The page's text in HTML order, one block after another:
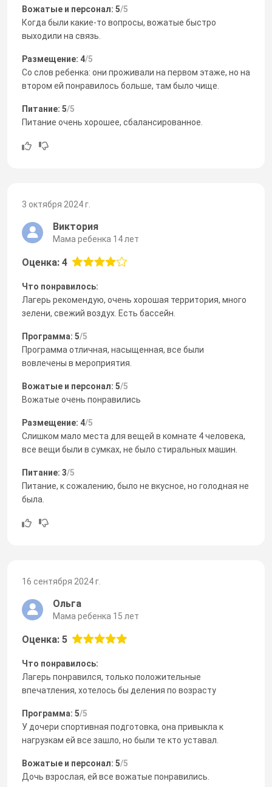
Вожатые и персонал: 5/5
Когда были какие-то вопросы, вожатые быстро
выходили на связь.
Размещение: 4/5
Со слов ребенка: они проживали на первом этаже, но на
втором ей понравилось больше, там было чище.
Питание: 5/5
Питание очень хорошее, сбалансированное.
3 октября 2024 г.
Виктория
Мама ребенка 14 лет
Оценка: 4
Что понравилось:
Лагерь рекомендую, очень хорошая территория, много
зелени, свежий воздух. Есть бассейн.
Программа: 5/5
Программа отличная, насыщенная, все были
вовлечены в мероприятия.
Вожатые и персонал: 5/5
Вожатые очень понравились
Размещение: 4/5
Слишком мало места для вещей в комнате 4 человека,
все вещи были в сумках, не было стиральных машин.
Питание: 3/5
Питание, к сожалению, было не вкусное, но голодная не
была.
16 сентября 2024 г.
Ольга
Мама ребенка 15 лет
Оценка: 5
Что понравилось:
Лагерь понравился, только положительные
впечатления, хотелось бы деления по возрасту
Программа: 5/5
У дочери спортивная подготовка, она привыкла к
нагрузкам ей все зашло, но были те кто уставал.
Вожатые и персонал: 5/5
Дочь взрослая, ей все вожатые понравились.